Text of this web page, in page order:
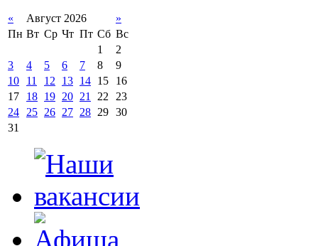
« Август 2026
»
Пн Вт Ср Чт Пт Сб Вс
1
2
3
4 5 6 7 8
9
10
11 12 13 14 15
16
17
18 19 20 21 22
23
24
25 26 27 28 29 30
31